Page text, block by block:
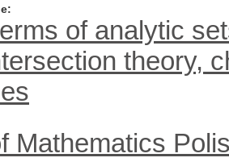
of analytic
theory,
Mathematics